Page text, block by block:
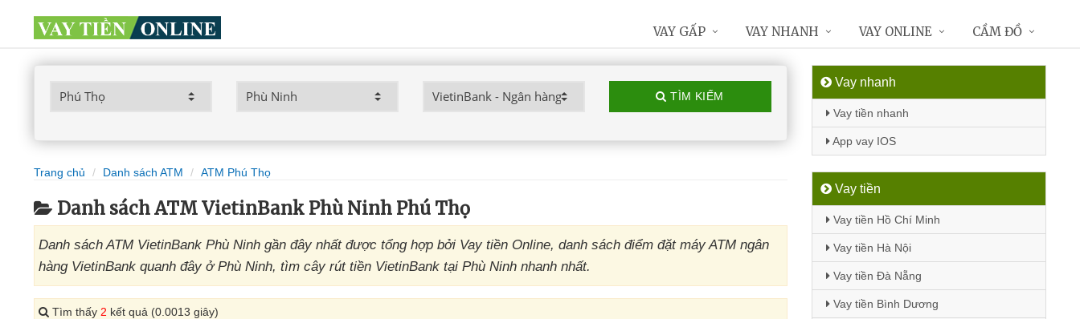
TÌM KIẾM
Trang chủ Danh sách ATM ATM Phú Thọ
Danh sách ATM VietinBank Phù Ninh Phú Thọ
Danh sách ATM VietinBank Phù Ninh gần đây nhất được tổng hợp bởi Vay tiền Online, danh sách điểm đặt máy ATM ngân
hàng VietinBank quanh đây ở Phù Ninh, tìm cây rút tiền VietinBank tại Phù Ninh nhanh nhất.
Tìm thấy 2 kết quả (0.0013 giây)
Vay nhanh
Vay tiền nhanh
App vay IOS
Vay tiền
Vay tiền Hồ Chí Minh
Vay tiền Hà Nội
Vay tiền Đà Nẵng
Vay tiền Bình Dương
VAY GẤP VAY NHANH VAY ONLINE CẦM ĐỒ